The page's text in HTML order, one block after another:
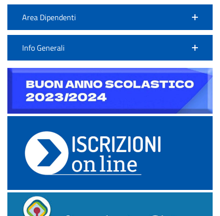
Area Dipendenti
Info Generali